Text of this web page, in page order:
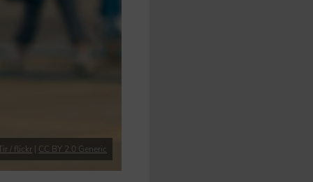
/ flickr | CC BY 2.0 Generic